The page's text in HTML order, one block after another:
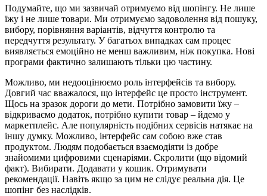
Подумайте, що ми зазвичай отримуємо від шопінгу. Не лише
їжу і не лише товари. Ми отримуємо задоволення від пошуку,
вибору, порівняння варіантів, відчуття контролю та
передчуття результату. У багатьох випадках сам процес
виявляється емоційно не менш важливим, ніж покупка. Нові
програми фактично залишають тільки цю частину.
Можливо, ми недооцінюємо роль інтерфейсів та вибору.
Довгий час вважалося, що інтерфейс це просто інструмент.
Щось на зразок дороги до мети. Потрібно замовити їжу –
відкриваємо додаток, потрібно купити товар – йдемо у
маркетплейс. Але популярність подібних сервісів натякає на
іншу думку. Можливо, інтерфейс сам собою вже став
продуктом. Людям подобається взаємодіяти із добре
знайомими цифровими сценаріями. Скролити (що відомий
факт). Вибирати. Додавати у кошик. Отримувати
рекомендації. Навіть якщо за цим не слідує реальна дія. Це
шопінг без наслідків.